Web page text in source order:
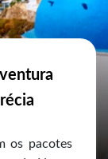
os pacotes